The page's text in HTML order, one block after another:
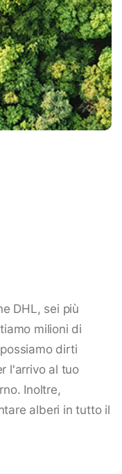
DHL, sei più
milioni di
dirti
l'arrivo al tuo
Inoltre,
alberi in tutto il